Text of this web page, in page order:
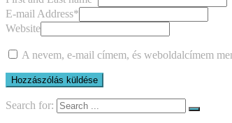
E-mail Address*
Website
A nevem, e-mail címem, és weboldalcímem
Search for: